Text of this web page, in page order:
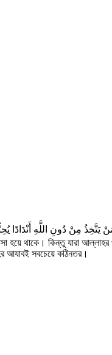
مِنْ دُونِ اللَّهِ أَنْدَادًا
হয়ে থাকে। কিন্তু যারা
আযাবই সবচেয়ে কঠিনতর।